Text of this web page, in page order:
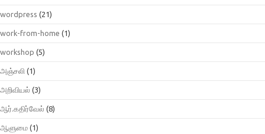
wordpress (21)
work-from-home (1)
workshop (5)
அஞ்சலி (1)
அறிவியல் (3)
ஆர்.கதிர்வேல் (8)
ஆளுமை (1)